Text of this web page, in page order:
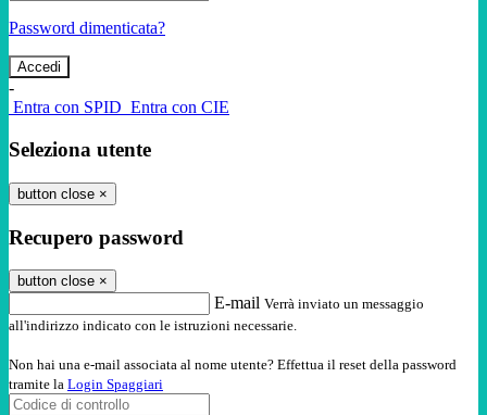
Password dimenticata?
-
Entra con SPID Entra con CIE
Seleziona utente
button close ×
Recupero password
button close ×
E-mail Verrà inviato un messaggio
all'indirizzo indicato con le istruzioni necessarie.
Non hai una e-mail associata al nome utente? Effettua il reset della password
tramite la Login Spaggiari